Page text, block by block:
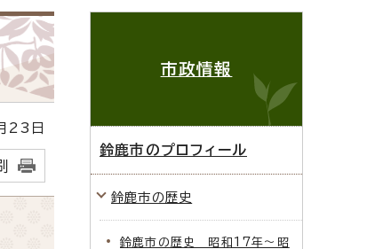
23日
市政情報
鈴鹿市のプロフィール
鈴鹿市の歴史
鈴鹿市の歴史 昭和17年～昭